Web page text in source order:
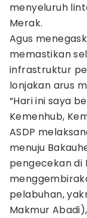
menyeluruh
Merak.
Agus
memastikan
infrastruktur
lonjakan arus
“Hari ini saya
Kemenhub,
ASDP
menuju
pengecekan di
pelabuhan,
Makmur